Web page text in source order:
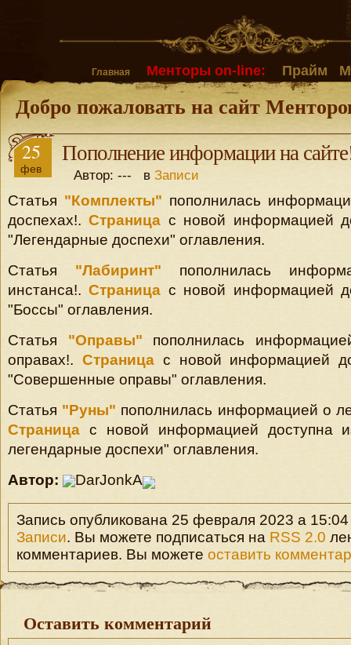
Главная Менторы on-line: Прайм
Добро пожаловать на сайт
25
фев
Пополнение информации на
Автор: --- в Записи
Статья "Комплекты" пополнилась
доспехах!.Страница с новой информацией
"Легендарные доспехи" оглавления.
Статья "Лабиринт" пополнилась
инстанса!.Страница с новой информацией
"Боссы" оглавления.
Статья "Оправы" пополнилась
оправах!. Страницас новой информацией
"Совершенные оправы" оглавления.
Статья "Руны" пополнилась информацией о
Страница с новой информацией доступна
легендарные доспехи" оглавления.
Автор:
DarJonkA
Запись опубликована 25 февраля 2023 а 15:04
Записи. Вы можете подписаться на RSS 2.0
комментариев. Вы можете оставить
Оставить комментарий